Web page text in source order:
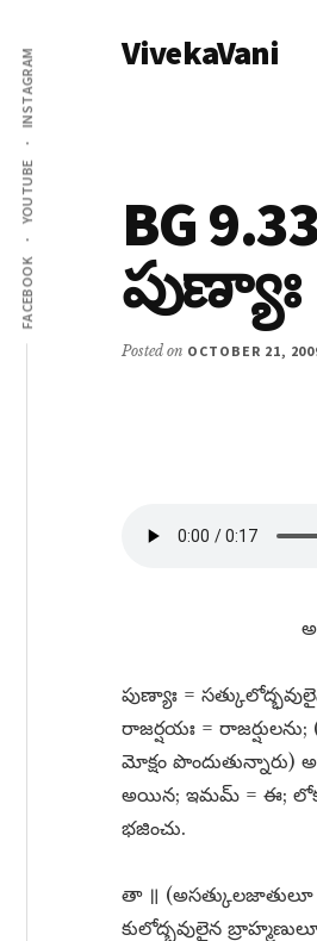
main
content
primary
sidebar
Additional
menu
FACEBOOK
YOUTUBE
INSTAGRAM VivekaVani
BG
పుణ్యాః
Posted on OCTOBER 21,
పుణ్యాః =
రాజర్షయః =
మోక్షం
అయిన; ఇమమ్​ = ఈ; లోకమ్​
భజించు.
తా ॥ (అసత్కులజాతులూ
కులోద్భవులైన